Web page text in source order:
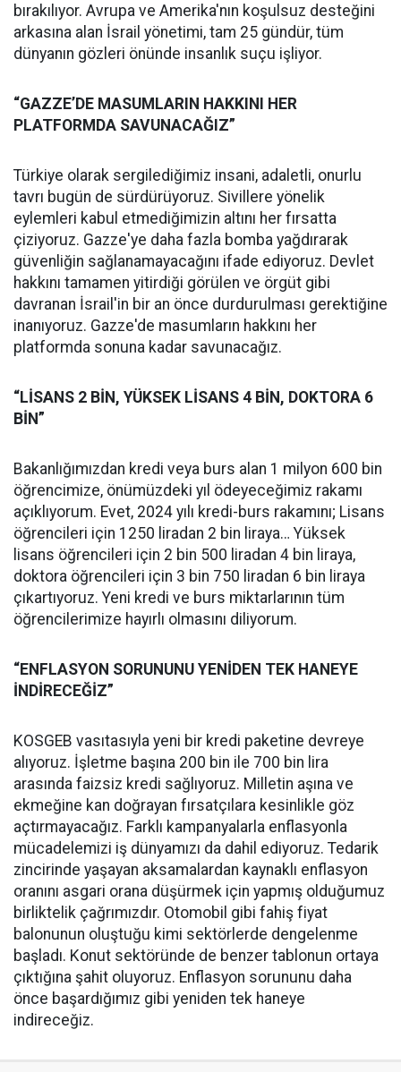
bırakılıyor. Avrupa ve Amerika'nın koşulsuz desteğini
arkasına alan İsrail yönetimi, tam 25 gündür, tüm
dünyanın gözleri önünde insanlık suçu işliyor.
“GAZZE’DE MASUMLARIN HAKKINI HER
PLATFORMDA SAVUNACAĞIZ”
Türkiye olarak sergilediğimiz insani, adaletli, onurlu
tavrı bugün de sürdürüyoruz. Sivillere yönelik
eylemleri kabul etmediğimizin altını her fırsatta
çiziyoruz. Gazze'ye daha fazla bomba yağdırarak
güvenliğin sağlanamayacağını ifade ediyoruz. Devlet
hakkını tamamen yitirdiği görülen ve örgüt gibi
davranan İsrail'in bir an önce durdurulması gerektiğine
inanıyoruz. Gazze'de masumların hakkını her
platformda sonuna kadar savunacağız.
“LİSANS 2 BİN, YÜKSEK LİSANS 4 BİN, DOKTORA 6
BİN”
Bakanlığımızdan kredi veya burs alan 1 milyon 600 bin
öğrencimize, önümüzdeki yıl ödeyeceğimiz rakamı
açıklıyorum. Evet, 2024 yılı kredi-burs rakamını; Lisans
öğrencileri için 1250 liradan 2 bin liraya… Yüksek
lisans öğrencileri için 2 bin 500 liradan 4 bin liraya,
doktora öğrencileri için 3 bin 750 liradan 6 bin liraya
çıkartıyoruz. Yeni kredi ve burs miktarlarının tüm
öğrencilerimize hayırlı olmasını diliyorum.
“ENFLASYON SORUNUNU YENİDEN TEK HANEYE
İNDİRECEĞİZ”
KOSGEB vasıtasıyla yeni bir kredi paketine devreye
alıyoruz. İşletme başına 200 bin ile 700 bin lira
arasında faizsiz kredi sağlıyoruz. Milletin aşına ve
ekmeğine kan doğrayan fırsatçılara kesinlikle göz
açtırmayacağız. Farklı kampanyalarla enflasyonla
mücadelemizi iş dünyamızı da dahil ediyoruz. Tedarik
zincirinde yaşayan aksamalardan kaynaklı enflasyon
oranını asgari orana düşürmek için yapmış olduğumuz
birliktelik çağrımızdır. Otomobil gibi fahiş fiyat
balonunun oluştuğu kimi sektörlerde dengelenme
başladı. Konut sektöründe de benzer tablonun ortaya
çıktığına şahit oluyoruz. Enflasyon sorununu daha
önce başardığımız gibi yeniden tek haneye
indireceğiz.